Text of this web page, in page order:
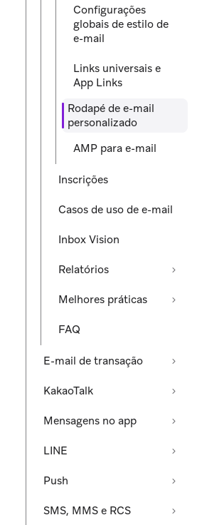
Configurações
globais de estilo de
e-mail
Links universais e
App Links
Rodapé de e-mail
personalizado
AMP para e-mail
Inscrições
Casos de uso de e-mail
Inbox Vision
Relatórios
Melhores práticas
FAQ
E-mail de transação
KakaoTalk
Mensagens no app
LINE
Push
SMS, MMS e RCS